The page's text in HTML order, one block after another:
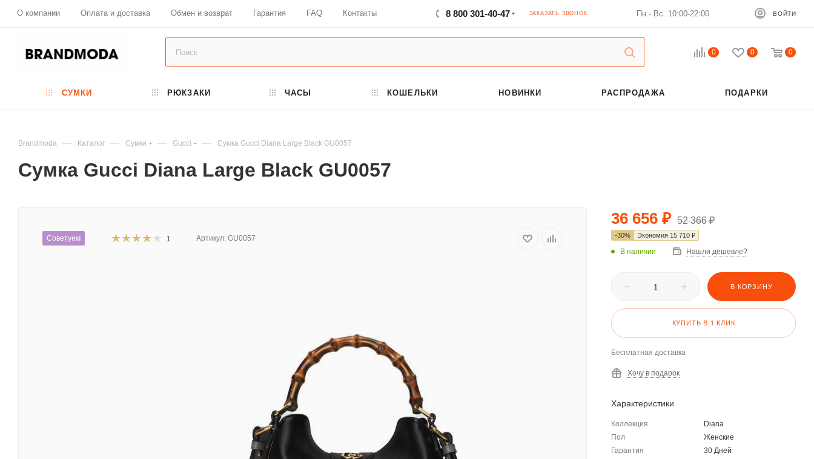
О компании Оплата и доставка Обмен и возврат Гарантия FAQ Контакты 8 800 301-40-47 ЗАКАЗАТЬ ЗВОНОК Пн.- Вс. 10:00-22:00 ВОЙТИ
0 0 0
СУМКИ РЮКЗАКИ ЧАСЫ КОШЕЛЬКИ НОВИНКИ РАСПРОДАЖА ПОДАРКИ
Brandmoda — Каталог — Сумки — Gucci — Сумка Gucci Diana Large Black GU0057
Сумка Gucci Diana Large Black GU0057
Советуем 1 Артикул: GU0057
36 656 ₽ 52 366₽
-30% Экономия 15 710 ₽
В наличии Нашли дешевле?
В КОРЗИНУ
КУПИТЬ В 1 КЛИК
Бесплатная доставка
Хочу в подарок
Характеристики
Коллекция
Diana
Пол
Женские
Гарантия
30 Дней